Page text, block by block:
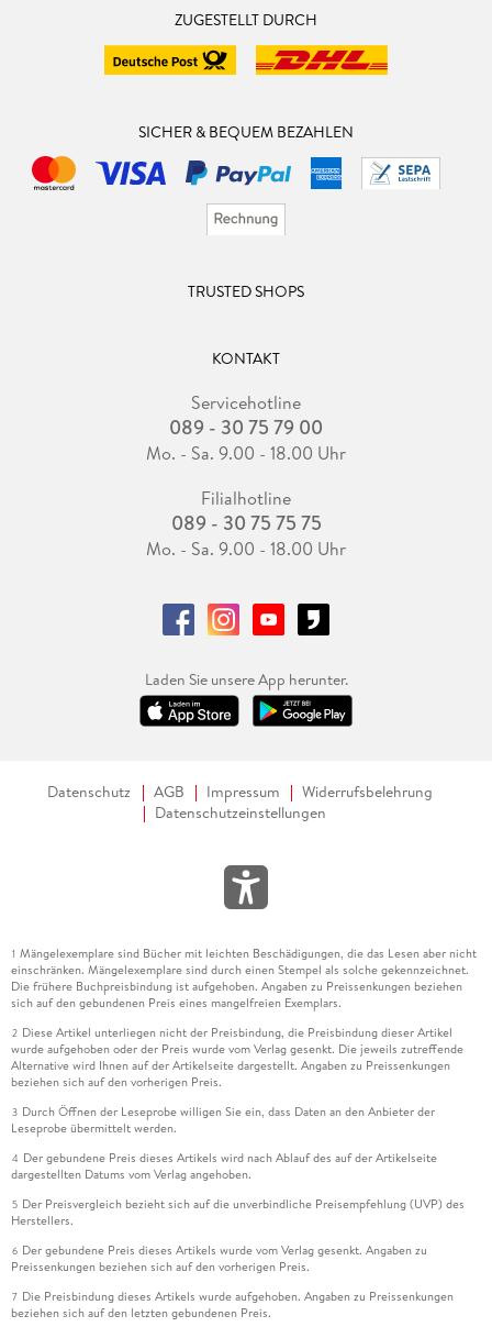
ZUGESTELLT DURCH
SICHER & BEQUEM BEZAHLEN
TRUSTED SHOPS
KONTAKT
Servicehotline
089 - 30 75 79 00
Mo. - Sa. 9.00 - 18.00 Uhr
Filialhotline
089 - 30 75 75 75
Mo. - Sa. 9.00 - 18.00 Uhr
Laden Sie unsere App herunter.
Datenschutz AGB Impressum
Widerrufsbelehrung
Datenschutzeinstellungen
1 Mängelexemplare sind Bücher mit leichten Beschädigungen, die das Lesen aber nicht
einschränken. Mängelexemplare sind durch einen Stempel als solche gekennzeichnet.
Die frühere Buchpreisbindung ist aufgehoben. Angaben zu Preissenkungen beziehen
sich auf den gebundenen Preis eines mangelfreien Exemplars.
2 Diese Artikel unterliegen nicht der Preisbindung, die Preisbindung dieser Artikel
wurde aufgehoben oder der Preis wurde vom Verlag gesenkt. Die jeweils zutreffende
Alternative wird Ihnen auf der Artikelseite dargestellt. Angaben zu Preissenkungen
beziehen sich auf den vorherigen Preis.
3 Durch Öffnen der Leseprobe willigen Sie ein, dass Daten an den Anbieter der
Leseprobe übermittelt werden.
4 Der gebundene Preis dieses Artikels wird nach Ablauf des auf der Artikelseite
dargestellten Datums vom Verlag angehoben.
5 Der Preisvergleich bezieht sich auf die unverbindliche Preisempfehlung (UVP) des
Herstellers.
6 Der gebundene Preis dieses Artikels wurde vom Verlag gesenkt. Angaben zu
Preissenkungen beziehen sich auf den vorherigen Preis.
7 Die Preisbindung dieses Artikels wurde aufgehoben. Angaben zu Preissenkungen
beziehen sich auf den letzten gebundenen Preis.